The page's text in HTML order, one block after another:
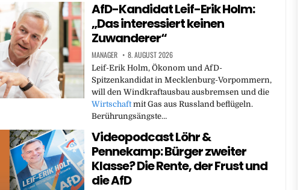
AfD-Kandidat Leif-Erik Holm:
„Das interessiert keinen
Zuwanderer“
MANAGER 8. AUGUST 2026
Leif-Erik Holm, Ökonom und AfD-
Spitzenkandidat in Mecklenburg-Vorpommern,
will den Windkraftausbau ausbremsen und die
Wirtschaftmit Gas aus Russland beflügeln.
Berührungsängste…
Videopodcast Löhr &
Pennekamp: Bürger zweiter
Klasse? Die Rente, der Frust und
die AfD